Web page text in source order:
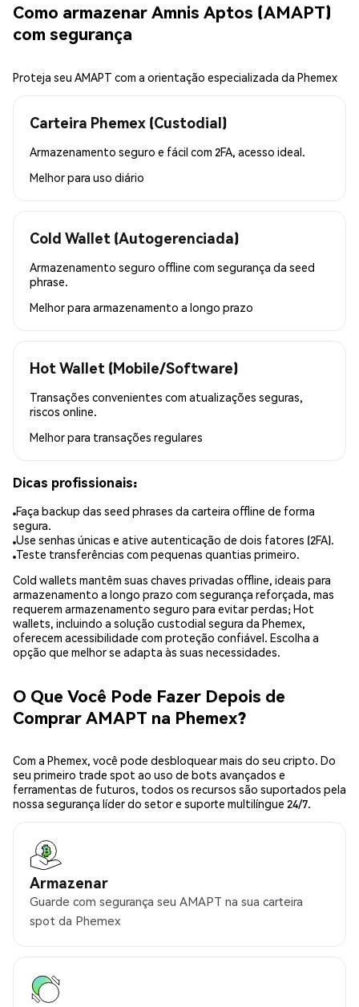
Como armazenar Amnis Aptos (AMAPT)
com segurança
Proteja seu AMAPT com a orientação especializada da Phemex
Carteira Phemex (Custodial)
Armazenamento seguro e fácil com 2FA, acesso ideal.
Melhor para uso diário
Cold Wallet (Autogerenciada)
Armazenamento seguro offline com segurança da seed
phrase.
Melhor para armazenamento a longo prazo
Hot Wallet (Mobile/Software)
Transações convenientes com atualizações seguras,
riscos online.
Melhor para transações regulares
Dicas profissionais:
Faça backup das seed phrases da carteira offline de forma
segura.
Use senhas únicas e ative autenticação de dois fatores (2FA).
Teste transferências com pequenas quantias primeiro.
Cold wallets mantêm suas chaves privadas offline, ideais para
armazenamento a longo prazo com segurança reforçada, mas
requerem armazenamento seguro para evitar perdas; Hot
wallets, incluindo a solução custodial segura da Phemex,
oferecem acessibilidade com proteção confiável. Escolha a
opção que melhor se adapta às suas necessidades.
O Que Você Pode Fazer Depois de
Comprar AMAPT na Phemex?
Com a Phemex, você pode desbloquear mais do seu cripto. Do
seu primeiro trade spot ao uso de bots avançados e
ferramentas de futuros, todos os recursos são suportados pela
nossa segurança líder do setor e suporte multilíngue 24/7.
Armazenar
Guarde com segurança seu AMAPT na sua carteira
spot da Phemex